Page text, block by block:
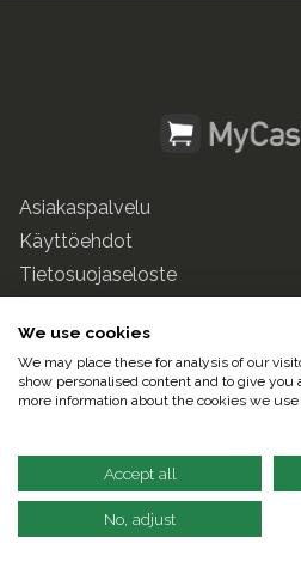
Asiakaspalvelu
Käyttöehdot
Tietosuojaseloste
© 2025 Pulse247 Oy. Kaikki
We use cookies
We may place these for analysis of our
show personalised content and to give
more information about the cookies we
Accept all
No, adjust